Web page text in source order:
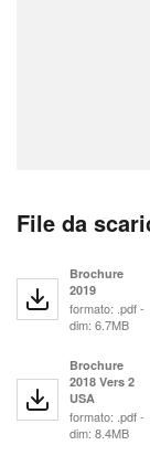
File da
Brochure
2019
formato: .pdf -
dim: 6.7MB
Brochure
2018 Vers 2
USA
formato: .pdf -
dim: 8.4MB